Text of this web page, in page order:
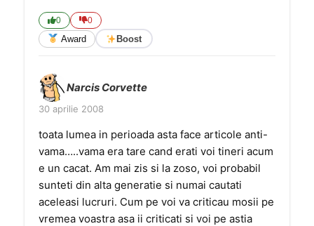
0 0
Award Boost
Narcis Corvette
30 aprilie 2008
toata lumea in perioada asta face articole anti-
vama…..vama era tare cand erati voi tineri acum
e un cacat. Am mai zis si la zoso, voi probabil
sunteti din alta generatie si numai cautati
aceleasi lucruri. Cum pe voi va criticau mosii pe
vremea voastra asa ii criticati si voi pe astia